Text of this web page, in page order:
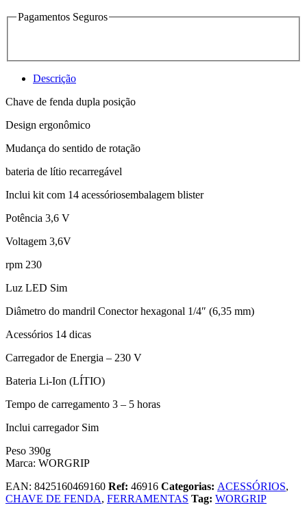
Pagamentos Seguros
Descrição
Chave de fenda dupla posição
Design ergonômico
Mudança do sentido de rotação
bateria de lítio recarregável
Inclui kit com 14 acessóriosembalagem blister
Potência 3,6 V
Voltagem 3,6V
rpm 230
Luz LED Sim
Diâmetro do mandril Conector hexagonal 1/4″ (6,35 mm)
Acessórios 14 dicas
Carregador de Energia – 230 V
Bateria Li-Ion (LÍTIO)
Tempo de carregamento 3 – 5 horas
Inclui carregador Sim
Peso 390g
Marca: WORGRIP
EAN: 8425160469160 Ref: 46916 Categorias: ACESSÓRIOS,
CHAVE DE FENDA, FERRAMENTAS Tag: WORGRIP